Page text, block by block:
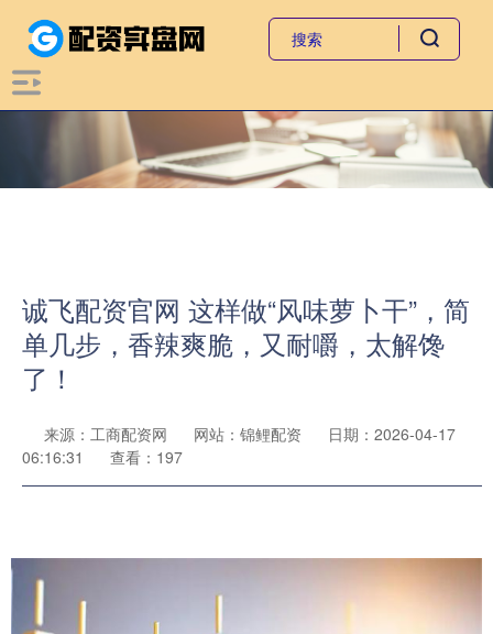
诚飞配资官网 这样做“风味萝卜干”，简
单几步，香辣爽脆，又耐嚼，太解馋
了！
来源：工商配资网 网站：锦鲤配资
日期：2026-04-17
06:16:31
查看：197